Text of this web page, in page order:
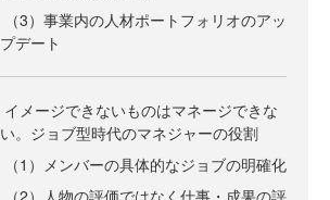
（3）事業内の人材ポートフォリオのアッ
プデート
イメージできないものはマネージできな
い。ジョブ型時代のマネジャーの役割
（1）メンバーの具体的なジョブの明確化
（2）人物の評価ではなく仕事・成果の評